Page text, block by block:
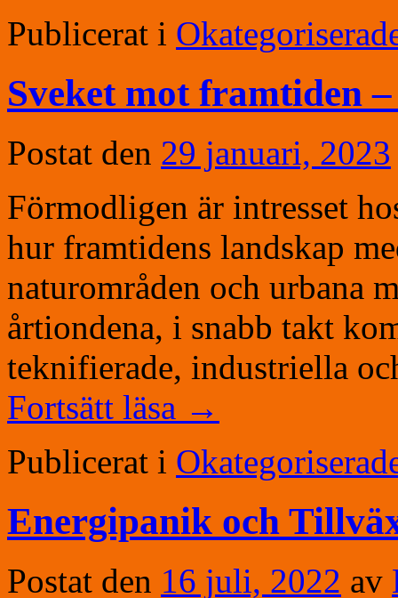
Publicerat i
Sveket mot framtiden
Postat den 29 januari, 2023
Förmodligen är intresset
hur framtidens landskap
naturområden och urbana
årtiondena, i snabb takt
teknifierade, industriella
Fortsätt läsa →
Publicerat i
Energipanik och
Postat den 16 juli, 2022 av